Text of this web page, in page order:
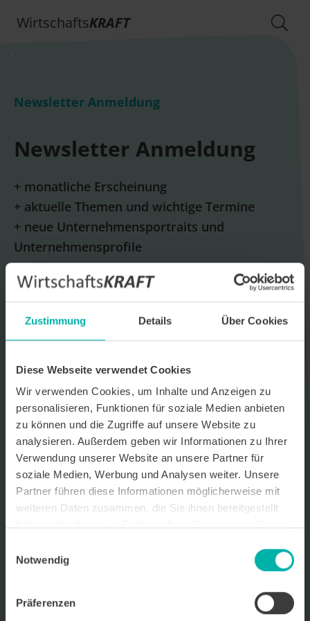
Zustimmung Details Über Cookies
Diese Webseite verwendet Cookies
Wir verwenden Cookies, um Inhalte und Anzeigen zu
personalisieren, Funktionen für soziale Medien anbieten
zu können und die Zugriffe auf unsere Website zu
analysieren. Außerdem geben wir Informationen zu Ihrer
Verwendung unserer Website an unsere Partner für
soziale Medien, Werbung und Analysen weiter. Unsere
Partner führen diese Informationen möglicherweise mit
weiteren Daten zusammen, die Sie ihnen bereitgestellt
Notwendig
Präferenzen
WirtschaftsKRAFT
Newsletter Anmeldung
Newsletter Anmeldung
+ monatliche Erscheinung
+ aktuelle Themen und wichtige Termine
+ neue Unternehmensportraits und
Unternehmensprofile
E-Mail *
WirtschaftsKRAFT der INFO - Das Magazin Pforzheim GmbH
erhalte. Um die Inhalte des Newsletters besser auf meine
persönlichen Interessen auszurichten, stimme ich außerdem zu,
hierfür mein personenbezogenes Nutzungsverhalten des
Newsletters zu erfassen und auszuwerten. Der Newsletter enthält
begleitende Werbeinformationen zu Produkten und
Dienstleistungen lokal ansässiger Werbekunden. Ich kann meine
Einwilligung jederzeit kostenfrei für die Zukunft durch den in jedem
Newsletter enthaltenen Abmeldelink oder per E-Mail an info@info-
pforzheim.de widerrufen. Meine E-Mail-Adresse wird ausschließlich
zur Zustellung des Newsletters genutzt. Detaillierte Informationen
zum Umgang mit Ihren Daten und der von uns eingesetzten
Newsletter-Software Cleverreach finden Sie in unserer
Datenschutzerklärung.